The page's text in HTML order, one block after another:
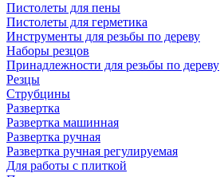
Пистолеты для пены
Пистолеты для герметика
Инструменты для резьбы по дереву
Наборы резцов
Принадлежности для резьбы по дереву
Резцы
Струбцины
Развертка
Развертка машинная
Развертка ручная
Развертка ручная регулируемая
Для работы с плиткой